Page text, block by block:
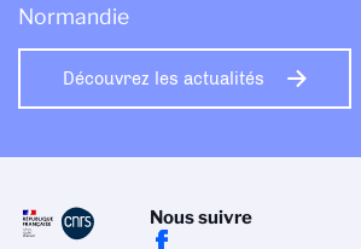
Normandie
Découvrez les actualités
Nous suivre